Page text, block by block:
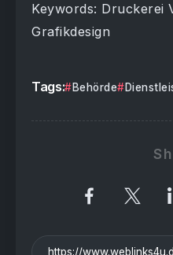
Keywords: Druckerei
Grafikdesign
Tags: Behörde